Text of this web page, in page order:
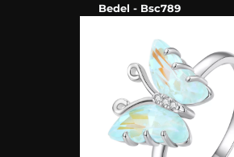
Bedel - Bsc789